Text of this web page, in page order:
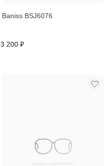
Baniss BSJ6076
3 200 ₽